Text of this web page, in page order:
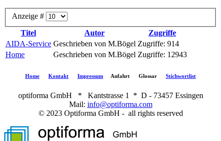
Anzeige #
Titel
Autor
Zugriffe
AIDA-Service Geschrieben von M.Bögel Zugriffe: 914
Home
Geschrieben von M.Bögel Zugriffe: 12943
Home Kontakt Impressum Anfahrt Glossar Stichwortlist
optiforma GmbH * Kantstrasse 1 * D - 73457 Essingen
Mail: info@optiforma.com
© 2023 Optiforma GmbH - all rights reserved